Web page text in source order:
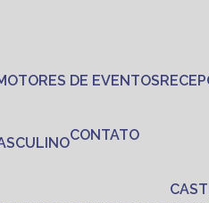
DE EVENTOS
CONTATO